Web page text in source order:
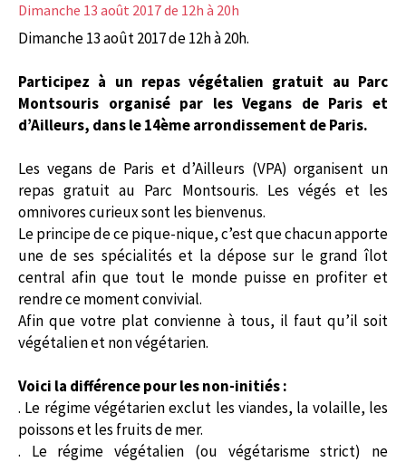
Dimanche 13 août 2017de 12h à 20h
Dimanche 13 août 2017 de 12h à 20h.
Participez à un repas végétalien gratuit au Parc
Montsouris organisé par les Vegans de Paris et
d’Ailleurs, dans le 14ème arrondissement de Paris.
Les vegans de Paris et d’Ailleurs (VPA) organisent un
repas gratuit au Parc Montsouris. Les végés et les
omnivores curieux sont les bienvenus.
Le principe de ce pique-nique, c’est que chacun apporte
une de ses spécialités et la dépose sur le grand îlot
central afin que tout le monde puisse en profiter et
rendre ce moment convivial.
Afin que votre plat convienne à tous, il faut qu’il soit
végétalien et non végétarien.
Voici la différence pour les non-initiés :
. Le régime végétarien exclut les viandes, la volaille, les
poissons et les fruits de mer.
. Le régime végétalien (ou végétarisme strict) ne